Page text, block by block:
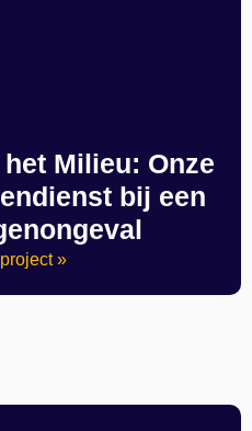
Milieu: Onze
bij een
»